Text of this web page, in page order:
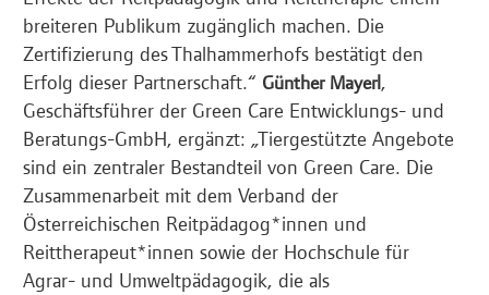
breiteren Publikum zugänglich machen. Die
Zertifizierung des Thalhammerhofs bestätigt den
Erfolg dieser Partnerschaft.“ Günther Mayerl,
Geschäftsführer der Green Care Entwicklungs- und
Beratungs-GmbH, ergänzt: „Tiergestützte Angebote
sind ein zentraler Bestandteil von Green Care. Die
Zusammenarbeit mit dem Verband der
Österreichischen Reitpädagog*innen und
Reittherapeut*innen sowie der Hochschule für
Agrar- und Umweltpädagogik, die als